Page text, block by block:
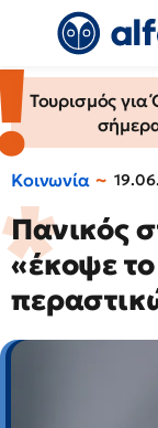
Τουρισμός
Κοινωνία
Πανικός
«έκοψε